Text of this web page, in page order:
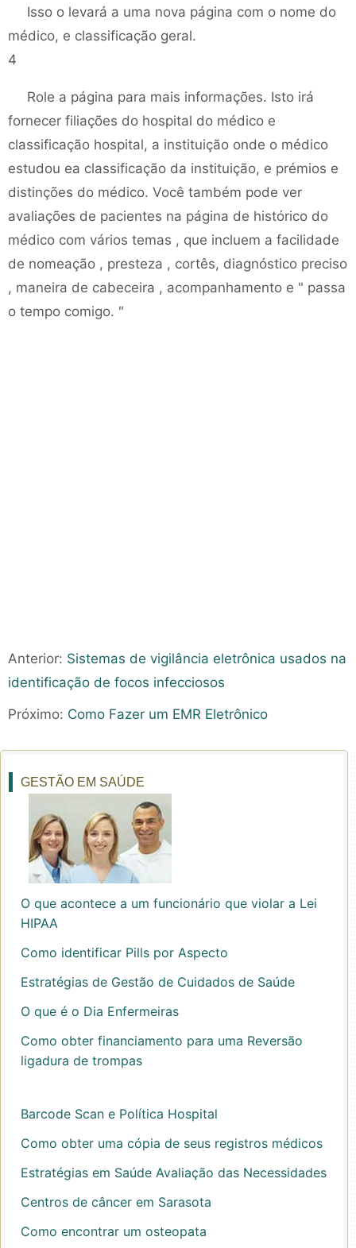
Isso o levará a uma nova página com o nome do
médico, e classificação geral.
4
Role a página para mais informações. Isto irá
fornecer filiações do hospital do médico e
classificação hospital, a instituição onde o médico
estudou ea classificação da instituição, e prémios e
distinções do médico. Você também pode ver
avaliações de pacientes na página de histórico do
médico com vários temas , que incluem a facilidade
de nomeação , presteza , cortês, diagnóstico preciso
, maneira de cabeceira , acompanhamento e " passa
o tempo comigo. "
Anterior: Sistemas de vigilância eletrônica usados ​​na
identificação de focos infecciosos
Próximo: Como Fazer um EMR Eletrônico
GESTÃO EM SAÚDE
O que acontece a um funcionário que violar a Lei
HIPAA
Como identificar Pills por Aspecto
Estratégias de Gestão de Cuidados de Saúde
O que é o Dia Enfermeiras
Como obter financiamento para uma Reversão
ligadura de trompas
Barcode Scan e Política Hospital
Como obter uma cópia de seus registros médicos
Estratégias em Saúde Avaliação das Necessidades
Centros de câncer em Sarasota
Como encontrar um osteopata